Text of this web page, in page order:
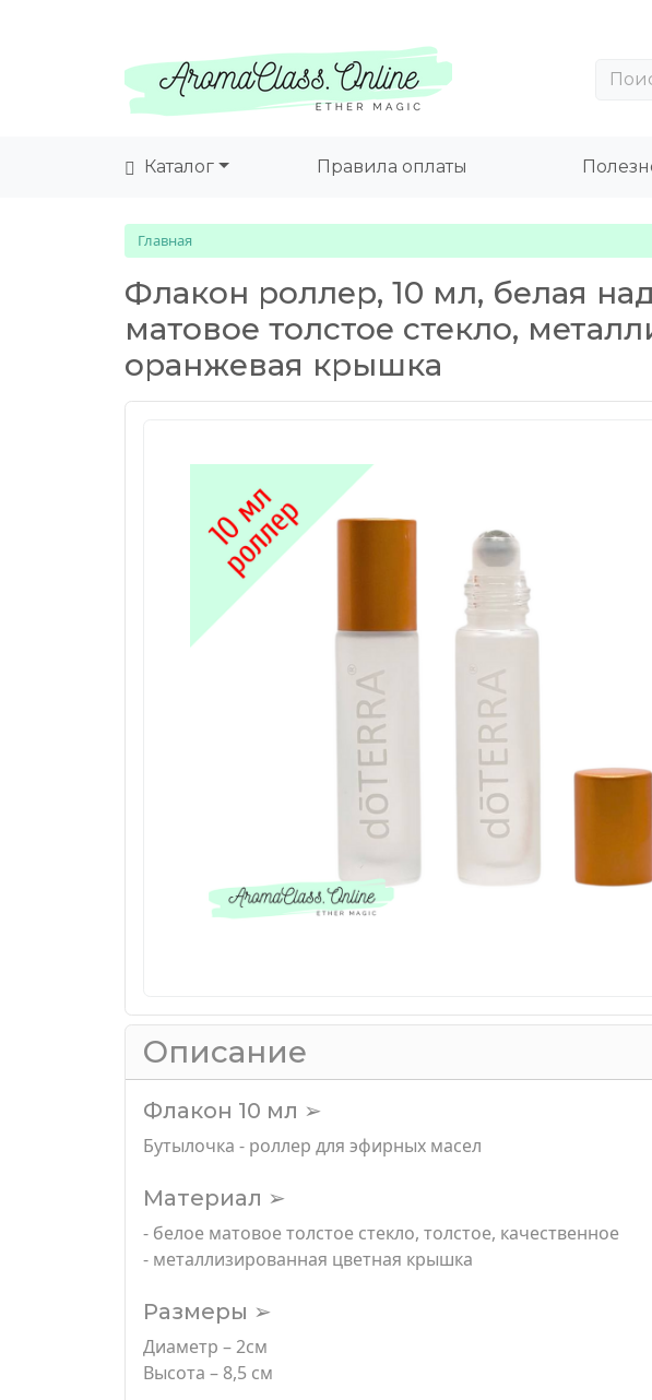
Каталог Правила оплаты
Главная
Флакон роллер, 10 мл, белая
матовое толстое стекло,
оранжевая крышка
Описание
Флакон 10 мл ➢
Бутылочка - роллер для эфирных масел
Материал ➢
- белое матовое толстое стекло, толстое, качественное
- металлизированная цветная крышка
Размеры ➢
Диаметр – 2см
Высота – 8,5 см